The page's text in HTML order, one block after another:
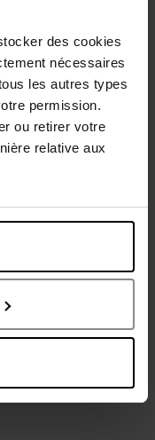
des cookies
nécessaires
les autres types
permission.
ou retirer votre
relative aux
avis des clients
?